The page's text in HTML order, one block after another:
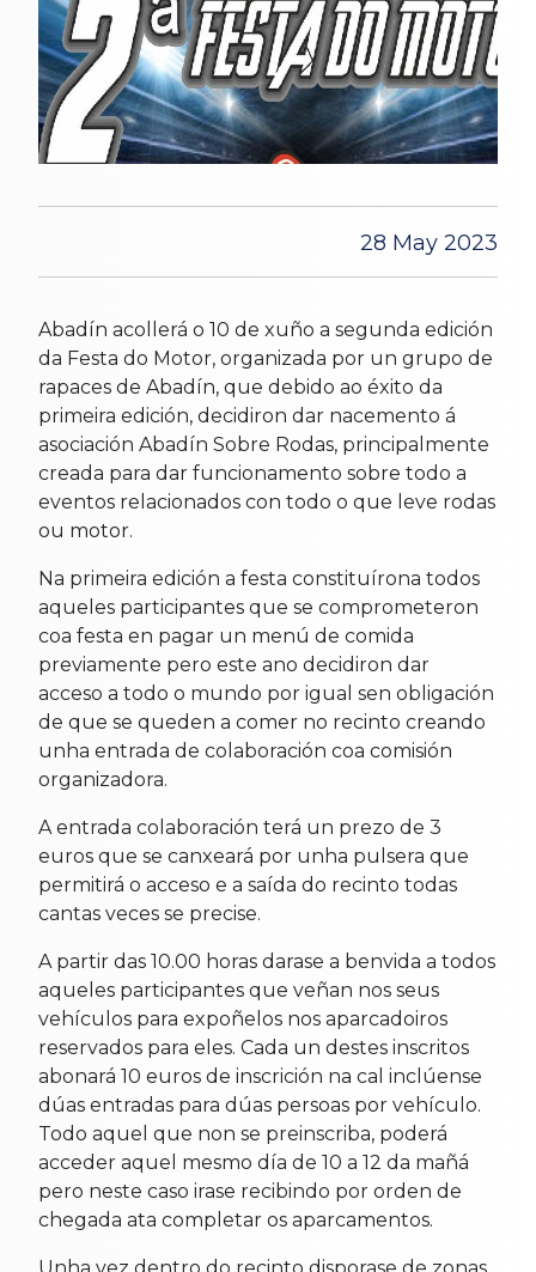
28 May 2023
Abadín acollerá o 10 de xuño a segunda edición
da Festa do Motor, organizada por un grupo de
rapaces de Abadín, que debido ao éxito da
primeira edición, decidiron dar nacemento á
asociación Abadín Sobre Rodas, principalmente
creada para dar funcionamento sobre todo a
eventos relacionados con todo o que leve rodas
ou motor.
Na primeira edición a festa constituírona todos
aqueles participantes que se comprometeron
coa festa en pagar un menú de comida
previamente pero este ano decidiron dar
acceso a todo o mundo por igual sen obligación
de que se queden a comer no recinto creando
unha entrada de colaboración coa comisión
organizadora.
A entrada colaboración terá un prezo de 3
euros que se canxeará por unha pulsera que
permitirá o acceso e a saída do recinto todas
cantas veces se precise.
A partir das 10.00 horas darase a benvida a todos
aqueles participantes que veñan nos seus
vehículos para expoñelos nos aparcadoiros
reservados para eles. Cada un destes inscritos
abonará 10 euros de inscrición na cal inclúense
dúas entradas para dúas persoas por vehículo.
Todo aquel que non se preinscriba, poderá
acceder aquel mesmo día de 10 a 12 da mañá
pero neste caso irase recibindo por orden de
chegada ata completar os aparcamentos.
Unha vez dentro do recinto disporase de zonas